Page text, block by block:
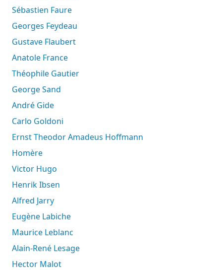
Sébastien Faure
Georges Feydeau
Gustave Flaubert
Anatole France
Théophile Gautier
George Sand
André Gide
Carlo Goldoni
Ernst Theodor Amadeus Hoffmann
Homère
Victor Hugo
Henrik Ibsen
Alfred Jarry
Eugène Labiche
Maurice Leblanc
Alain-René Lesage
Hector Malot